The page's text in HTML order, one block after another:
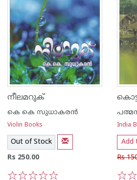
നീലമറുക്
കെ കെ സുധാകര‌ന്‍
Violin Books
Out of Stock
Rs 250.00
India
Add
Rs